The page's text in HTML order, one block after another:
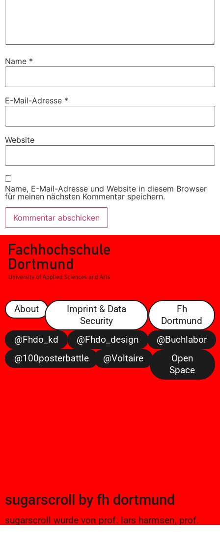
Name *
E-Mail-Adresse *
Website
Name, E-Mail-Adresse und Website in diesem Browser
für meinen nächsten Kommentar speichern.
About
Imprint & Data
Security
Fh
Dortmund
@fhdo_kd
@fhdo_design
@buchlabor
@100posterbattle
@voltaire
Open
Space
sugarscroll by fh dortmund
sugarscroll wurde von prof. lars harmsen, prof.